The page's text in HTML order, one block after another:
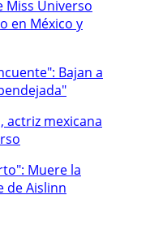
Miss Universo
en México y
Bajan a
actriz mexicana
Muere la
de Aislinn